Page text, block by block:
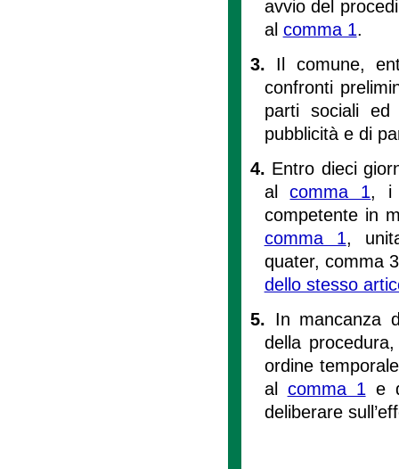
avvio del
al comma 1.
3. Il comune,
confronti
parti sociali ed
pubblicità e di
4. Entro dieci
alcomma 1, i
competente in
comma 1,
quater, comma
dello stesso
5. In mancanza
della
ordine
al comma 1 e
deliberare